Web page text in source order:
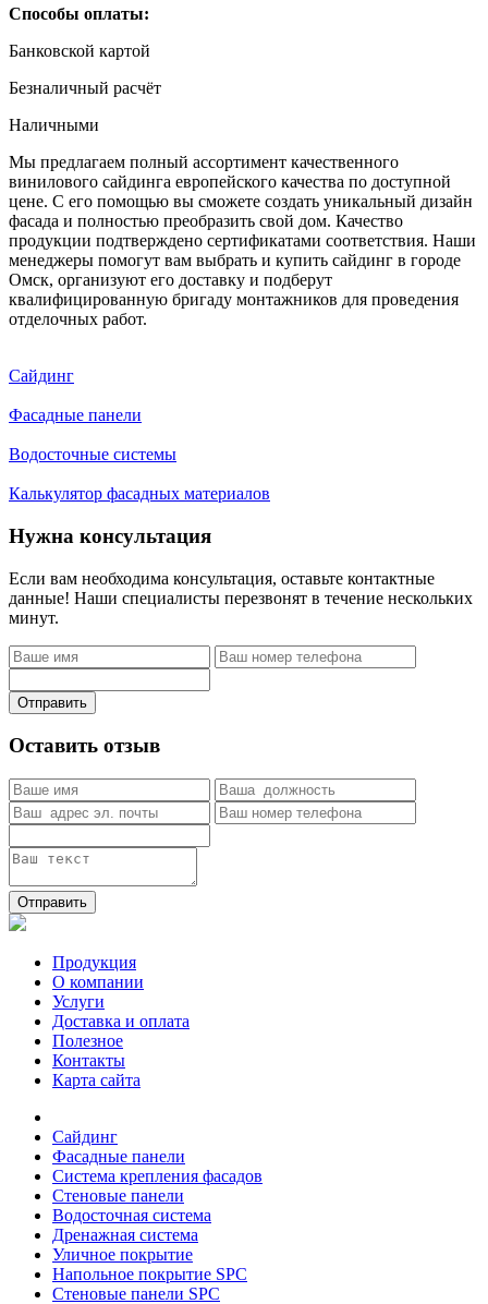
Способы оплаты:
Банковской картой
Безналичный расчёт
Наличными
Мы предлагаем полный ассортимент качественного
винилового сайдинга европейского качества по доступной
цене. С его помощью вы сможете создать уникальный дизайн
фасада и полностью преобразить свой дом. Качество
продукции подтверждено сертификатами соответствия. Наши
менеджеры помогут вам выбрать и купить сайдинг в городе
Омск, организуют его доставку и подберут
квалифицированную бригаду монтажников для проведения
отделочных работ.
Сайдинг
Фасадные панели
Водосточные системы
Калькулятор фасадных материалов
Нужна консультация
Если вам необходима консультация, оставьте контактные
данные! Наши специалисты перезвонят в течение нескольких
минут.
Отправить
Оставить отзыв
Отправить
Продукция
О компании
Услуги
Доставка и оплата
Полезное
Контакты
Карта сайта
Сайдинг
Фасадные панели
Система крепления фасадов
Стеновые панели
Водосточная система
Дренажная система
Уличное покрытие
Напольное покрытие SPC
Стеновые панели SPC